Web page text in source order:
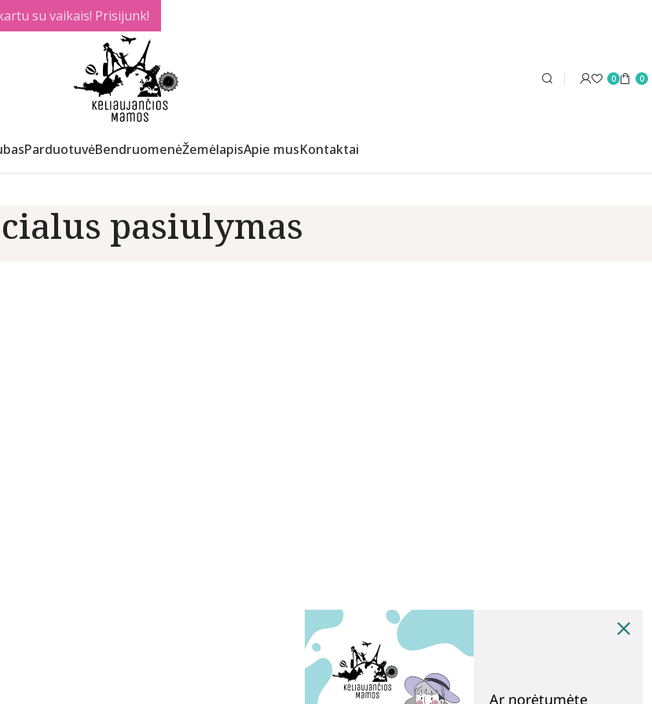
0 0
ParduotuvėBendruomenėŽemėlapisApie musKontaktai
pasiulymas
su vaikais! Prisijunk!
Ar norėtumėte